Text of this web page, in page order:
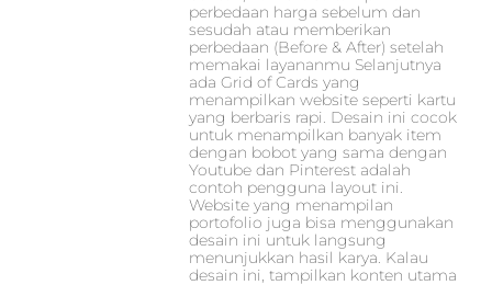
perbedaan harga sebelum dan
sesudah atau memberikan
perbedaan (Before & After) setelah
memakai layananmu Selanjutnya
ada Grid of Cards yang
menampilkan website seperti kartu
yang berbaris rapi. Desain ini cocok
untuk menampilkan banyak item
dengan bobot yang sama dengan
Youtube dan Pinterest adalah
contoh pengguna layout ini.
Website yang menampilan
portofolio juga bisa menggunakan
desain ini untuk langsung
menunjukkan hasil karya. Kalau
desain ini, tampilkan konten utama